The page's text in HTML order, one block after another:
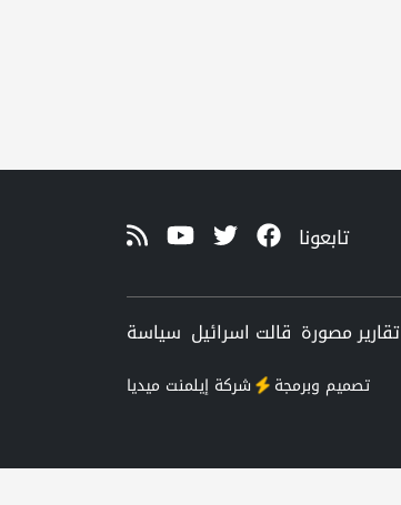
تابعونا
تقارير مصورة قالت اسرائيل سياسة
تصميم وبرمجة شركة إيلمنت ميديا